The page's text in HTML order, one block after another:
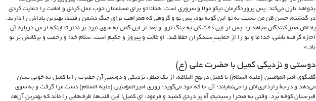
بخواهد نازل می‌کند. پس پروردگارمان نیکو مولا و سروری است. همانا تو برای مسلمانان خوب عمل کردی و امامت را حمایت کردی
در گذشته، حسن ظن من نسبت به تو این گونه بود، پس تو و گروهی که همراهت برای جنگ دشمن رفتند، بهترین پاداش را دارید.
پاداش صبر کنندگان مجاهد را. پس از این دقت کن به جنگ نرو و بعد از این گامی به سوی نبرد بر ندار تا اینکه از من درباره آن
اجازه گرفته باشی، خدا ما و تو را از حمایتِ ستمگران حفظ کند. او غالب و پیروز و حکیم است. سلام خدا و رحمت و برکاتش بر تو
باد.»
دوستی و نزدیکی کمیل با حضرت علی (ع)
گفتگوی امیرالمؤمنین (علیه السلام) با کمیل درنهج البلاغه، از یک منظر، نزدیکی و دوستیِ آن حضرت را با کمیل به خوبی نشان
می‌دهد و درجۀ رازداری‌اش را می‌نمایاند؛ آن جا که خود می‌گوید: روزی امیرالمؤمنین (علیه السلام) دست مرا گرفت و به سوی
قبرستان کوفه بُرد. وقتی به صحرا رسیدیم، آه پر دردی کشید و فرمود: ای کمیل! این قلب‌ها، ظرف‌هایی را مانَد که بهترینِ آن‌ها،